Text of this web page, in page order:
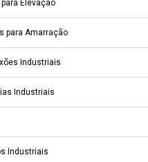
Elevação
para Amarração
Industriais
Industriais
Industriais